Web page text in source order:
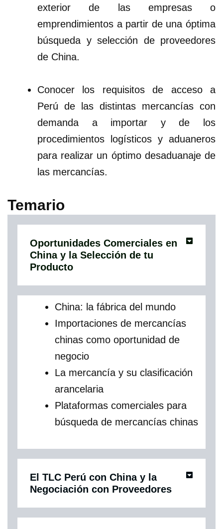
exterior de las empresas o
emprendimientos a partir de una óptima
búsqueda y selección de proveedores
de China.
Conocer los requisitos de acceso a
Perú de las distintas mercancías con
demanda a importar y de los
procedimientos logísticos y aduaneros
para realizar un óptimo desaduanaje de
las mercancías.
Temario
Oportunidades Comerciales en
China y la Selección de tu
Producto
China: la fábrica del mundo
Importaciones de mercancías
chinas como oportunidad de
negocio
La mercancía y su clasificación
arancelaria
Plataformas comerciales para
búsqueda de mercancías chinas
El TLC Perú con China y la
Negociación con Proveedores